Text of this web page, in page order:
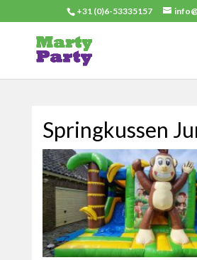
+31 (0)6-53335157
Springkussen